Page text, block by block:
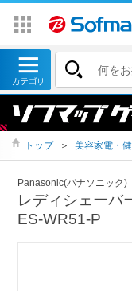
トップ ＞ 美容家電・
Panasonic(パナソニック)
レディシェーバ
ES-WR51-P